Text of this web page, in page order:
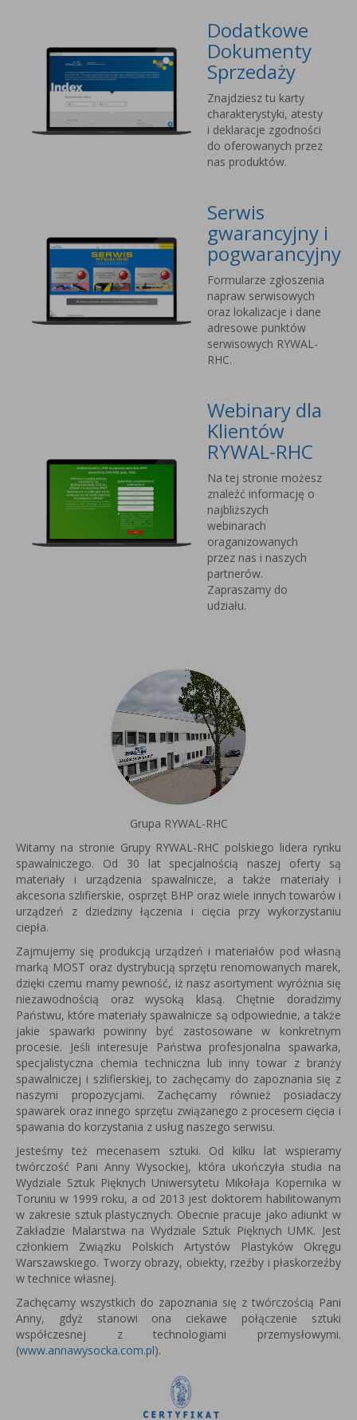
Dodatkowe
Dokumenty
Sprzedaży
Znajdziesz tu karty
charakterystyki, atesty
i deklaracje zgodności
do oferowanych przez
nas produktów.
Serwis
gwarancyjny i
pogwarancyjny
Formularze zgłoszenia
napraw serwisowych
oraz lokalizacje i dane
adresowe punktów
serwisowych RYWAL-
RHC.
Webinary dla
Klientów
RYWAL-RHC
Na tej stronie możesz
znaleźć informację o
najbliższych
webinarach
oraganizowanych
przez nas i naszych
partnerów.
Zapraszamy do
udziału.
Grupa RYWAL-RHC
Witamy na stronie Grupy RYWAL-RHC polskiego lidera rynku
spawalniczego. Od 30 lat specjalnością naszej oferty są
materiały i urządzenia spawalnicze, a także materiały i
akcesoria szlifierskie, osprzęt BHP oraz wiele innych towarów i
urządzeń z dziedziny łączenia i cięcia przy wykorzystaniu
ciepła.
Zajmujemy się produkcją urządzeń i materiałów pod własną
marką MOST oraz dystrybucją sprzętu renomowanych marek,
dzięki czemu mamy pewność, iż nasz asortyment wyróżnia się
niezawodnością oraz wysoką klasą. Chętnie doradzimy
Państwu, które materiały spawalnicze są odpowiednie, a także
jakie spawarki powinny być zastosowane w konkretnym
procesie. Jeśli interesuje Państwa profesjonalna spawarka,
specjalistyczna chemia techniczna lub inny towar z branży
spawalniczej i szlifierskiej, to zachęcamy do zapoznania się z
naszymi propozycjami. Zachęcamy również posiadaczy
spawarek oraz innego sprzętu związanego z procesem cięcia i
spawania do korzystania z usług naszego serwisu.
Jesteśmy też mecenasem sztuki. Od kilku lat wspieramy
twórczość Pani Anny Wysockiej, która ukończyła studia na
Wydziale Sztuk Pięknych Uniwersytetu Mikołaja Kopernika w
Toruniu w 1999 roku, a od 2013 jest doktorem habilitowanym
w zakresie sztuk plastycznych. Obecnie pracuje jako adiunkt w
Zakładzie Malarstwa na Wydziale Sztuk Pięknych UMK. Jest
członkiem Związku Polskich Artystów Plastyków Okręgu
Warszawskiego. Tworzy obrazy, obiekty, rzeźby i płaskorzeźby
w technice własnej.
Zachęcamy wszystkich do zapoznania się z twórczością Pani
Anny, gdyż stanowi ona ciekawe połączenie sztuki
współczesnej z technologiami przemysłowymi.
(www.annawysocka.com.pl).